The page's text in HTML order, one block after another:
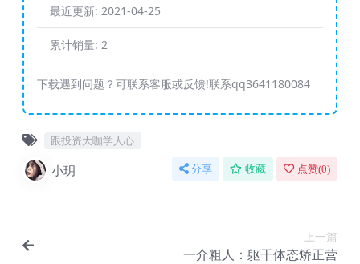
最近更新: 2021-04-25
累计销量: 2
下载遇到问题？可联系客服或反馈!联系qq3641180084
跟投资大咖学人心
小玥 分享 收藏 点赞(0)
上一篇
一介粗人：躯干体态矫正营